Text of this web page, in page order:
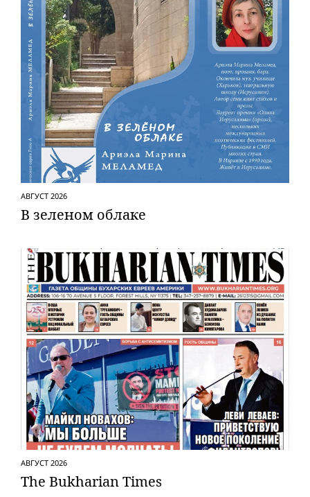
АВГУСТ 2026
В зеленом облаке
АВГУСТ 2026
The Bukharian Times